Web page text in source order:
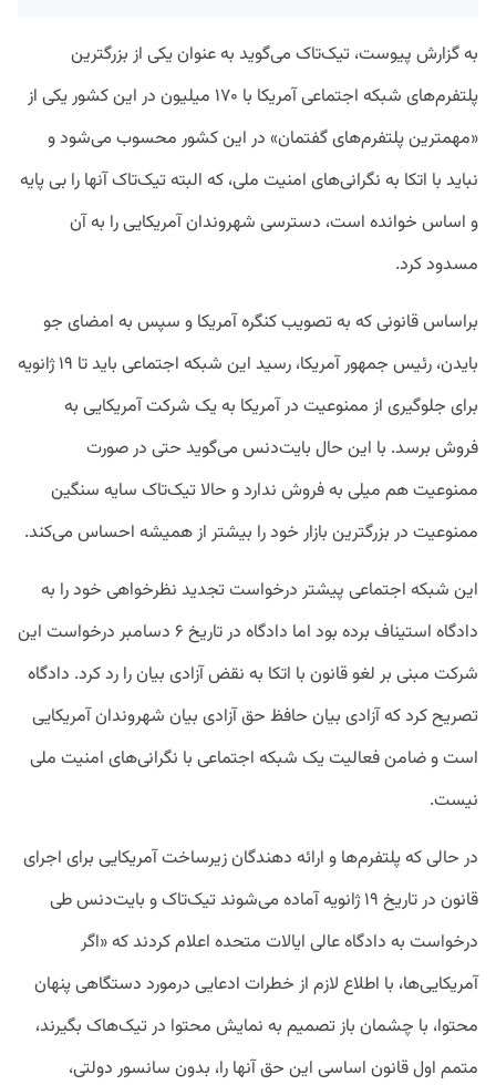
به گزارش پیوست، تیک‌تاک می‌گوید به عنوان یکی از بزرگترین
پلتفرم‌های شبکه اجتماعی آمریکا با ۱۷۰ میلیون در این کشور یکی از
«مهمترین پلتفرم‌های گفتمان» در این کشور محسوب می‌شود و
نباید با اتکا به نگرانی‌های امنیت ملی،‌ که البته تیک‌تاک آنها را بی پایه
و اساس خوانده است، دسترسی شهروندان آمریکایی را به آن
مسدود کرد.
براساس قانونی که به تصویب کنگره آمریکا و سپس به امضای جو
بایدن، رئیس جمهور آمریکا، رسید این شبکه اجتماعی باید تا ۱۹ ژانویه
برای جلوگیری از ممنوعیت در آمریکا به یک شرکت آمریکایی به
فروش برسد. با این حال بایت‌دنس می‌گوید حتی در صورت
ممنوعیت هم میلی به فروش ندارد و حالا تیک‌تاک سایه سنگین
ممنوعیت در بزرگترین بازار خود را بیشتر از همیشه احساس می‌کند.
این شبکه اجتماعی پیشتر درخواست تجدید نظرخواهی خود را به
دادگاه استیناف برده بود اما دادگاه در تاریخ ۶ دسامبر درخواست این
شرکت مبنی بر لغو قانون با اتکا به نقض آزادی بیان را رد کرد. دادگاه
تصریح کرد که آزادی بیان حافظ حق آزادی بیان شهروندان آمریکایی
است و ضامن فعالیت یک شبکه اجتماعی با نگرانی‌های امنیت ملی
نیست.
در حالی که پلتفرم‌ها و ارائه دهندگان زیرساخت آمریکایی برای اجرای
قانون در تاریخ ۱۹ ژانویه آماده می‌شوند تیک‌تاک و بایت‌دنس طی
درخواست به دادگاه عالی ایالات متحده اعلام کردند که «اگر
آمریکایی‌ها، با اطلاع لازم از خطرات ادعایی درمورد دستگاهی پنهان
محتوا، با چشمان باز تصمیم به نمایش محتوا در تیک‌هاک بگیرند،
متمم اول قانون اساسی این حق آنها را، بدون سانسور دولتی،